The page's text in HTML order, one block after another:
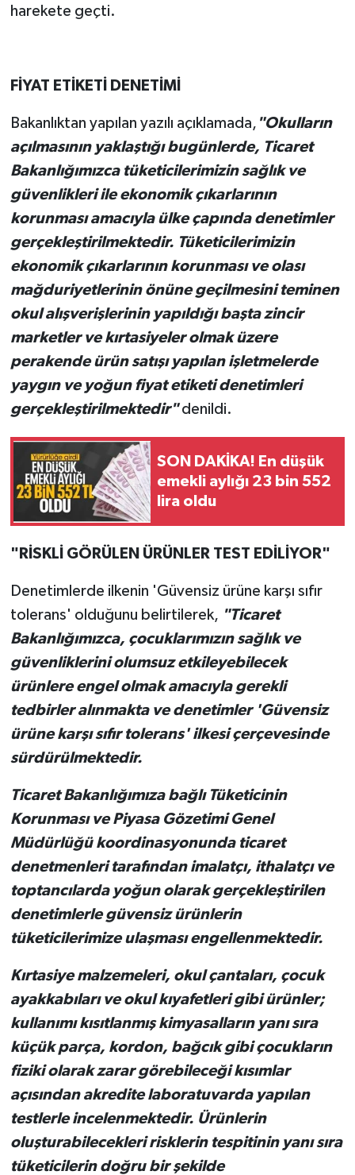
harekete geçti.
FİYAT ETİKETİ DENETİMİ
Bakanlıktan yapılan yazılı açıklamada, "Okulların
açılmasının yaklaştığı bugünlerde, Ticaret
Bakanlığımızca tüketicilerimizin sağlık ve
güvenlikleri ile ekonomik çıkarlarının
korunması amacıyla ülke çapında denetimler
gerçekleştirilmektedir. Tüketicilerimizin
ekonomik çıkarlarının korunması ve olası
mağduriyetlerinin önüne geçilmesini teminen
okul alışverişlerinin yapıldığı başta zincir
marketler ve kırtasiyeler olmak üzere
perakende ürün satışı yapılan işletmelerde
yaygın ve yoğun fiyat etiketi denetimleri
gerçekleştirilmektedir"denildi.
SON DAKİKA! En düşük
emekli aylığı 23 bin 552
lira oldu
"RİSKLİ GÖRÜLEN ÜRÜNLER TEST EDİLİYOR"
Denetimlerde ilkenin 'Güvensiz ürüne karşı sıfır
tolerans' olduğunu belirtilerek, "Ticaret
Bakanlığımızca, çocuklarımızın sağlık ve
güvenliklerini olumsuz etkileyebilecek
ürünlere engel olmak amacıyla gerekli
tedbirler alınmakta ve denetimler 'Güvensiz
ürüne karşı sıfır tolerans' ilkesi çerçevesinde
sürdürülmektedir.
Ticaret Bakanlığımıza bağlı Tüketicinin
Korunması ve Piyasa Gözetimi Genel
Müdürlüğü koordinasyonunda ticaret
denetmenleri tarafından imalatçı, ithalatçı ve
toptancılarda yoğun olarak gerçekleştirilen
denetimlerle güvensiz ürünlerin
tüketicilerimize ulaşması engellenmektedir.
Kırtasiye malzemeleri, okul çantaları, çocuk
ayakkabıları ve okul kıyafetleri gibi ürünler;
kullanımı kısıtlanmış kimyasalların yanı sıra
küçük parça, kordon, bağcık gibi çocukların
fiziki olarak zarar görebileceği kısımlar
açısından akredite laboratuvarda yapılan
testlerle incelenmektedir. Ürünlerin
oluşturabilecekleri risklerin tespitinin yanı sıra
tüketicilerin doğru bir şekilde